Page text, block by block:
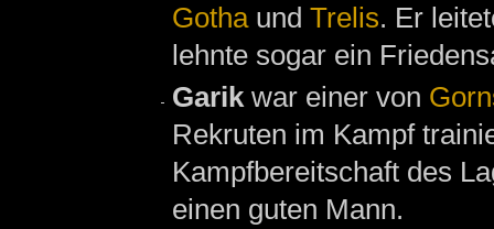
Gothaund Trelis. Er
lehnte sogar ein
Garikwar einer von
Rekruten im Kampf
Kampfbereitschaft des
einen guten Mann.